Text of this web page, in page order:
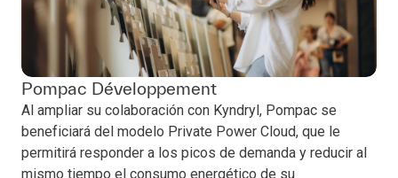
Pompac Développement
Al ampliar su colaboración con Kyndryl, Pompac se
beneficiará del modelo Private Power Cloud, que le
permitirá responder a los picos de demanda y reducir al
mismo tiempo el consumo energético de su